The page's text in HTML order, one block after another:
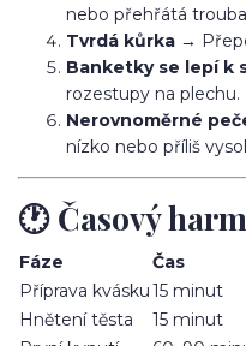
nebo přehřátá
Tvrdá kůrka →
Banketky se lepí k
rozestupy na plechu.
Nerovnoměrné
nízko nebo příliš
🕐 Časový
Fáze
Čas
Příprava kvásku15 minut
Hnětení těsta
15 minut